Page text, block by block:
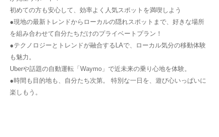
初めての方も安心して、効率よく人気スポットを満喫しよう
●現地の最新トレンドからローカルの隠れスポットまで、好きな場所
を組み合わせて自分たちだけのプライベートプラン！
●テクノロジーとトレンドが融合するLAで、ローカル気分の移動体験
も魅力。
Uberや話題の自動運転「Waymo」で近未来の乗り心地を体験。
●時間も目的地も、自分たち次第。 特別な一日を、遊び心いっぱいに
楽しもう。